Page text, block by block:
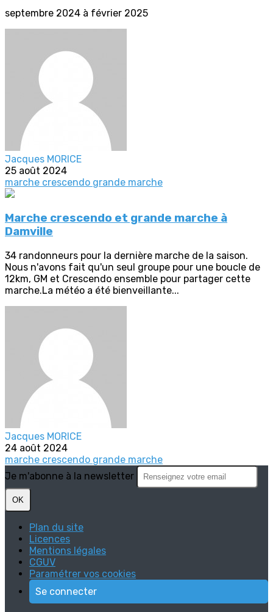
septembre 2024 à février 2025
Jacques MORICE
25 août 2024
marche crescendo grande marche
Marche crescendo et grande marche à
Damville
34 randonneurs pour la dernière marche de la saison.
Nous n'avons fait qu'un seul groupe pour une boucle de
12km, GM et Crescendo ensemble pour partager cette
marche.La météo a été bienveillante...
Jacques MORICE
24 août 2024
marche crescendo grande marche
Je m'abonne à la newsletter
OK
Plan du site
Licences
Mentions légales
CGUV
Paramétrer vos cookies
Se connecter